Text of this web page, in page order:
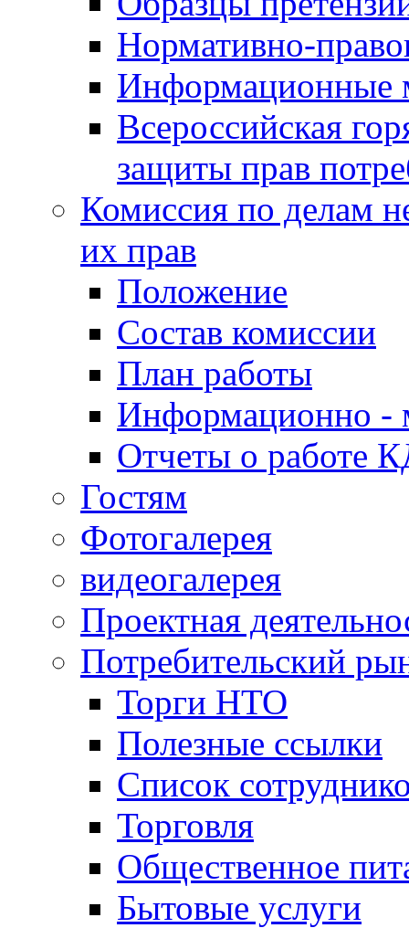
Нормативно-
Информационные
Всероссийская
защиты прав
Комиссия по делам
их прав
Положение
Состав комиссии
План работы
Информационно -
Отчеты о работе
Гостям
Фотогалерея
видеогалерея
Проектная
Потребительский
Торги НТО
Полезные ссылки
Список
Торговля
Общественное
Бытовые услуги